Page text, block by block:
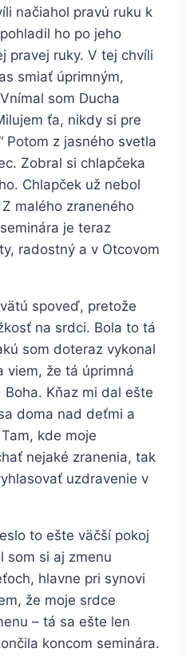
načiahol pravú ruku k
ho po jeho
pravej ruky. V tej chvíli
smiať úprimným,
som Ducha
ťa, nikdy si pre
Potom z jasného svetla
Zobral si chlapčeka
Chlapček už nebol
malého zraneného
je teraz
radostný a v Otcovom
spoveď, pretože
na srdci. Bola to tá
som doteraz vykonal
viem, že tá úprimná
Kňaz mi dal ešte
doma nad deťmi a
kde moje
nejaké zranenia, tak
uzdravenie v
to ešte väčší pokoj
som si aj zmenu
hlavne pri synovi
že moje srdce
– tá sa ešte len
koncom seminára.